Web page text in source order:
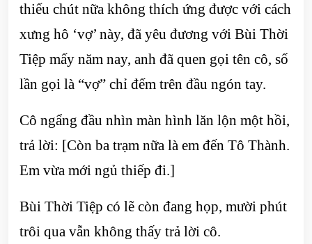
thiếu chút nữa không thích ứng được với cách
xưng hô ‘vợ’ này, đã yêu đương với Bùi Thời
Tiệp mấy năm nay, anh đã quen gọi tên cô, số
lần gọi là “vợ” chỉ đếm trên đầu ngón tay.
Cô ngẩng đầu nhìn màn hình lăn lộn một hồi,
trả lời: [Còn ba trạm nữa là em đến Tô Thành.
Em vừa mới ngủ thiếp đi.]
Bùi Thời Tiệp có lẽ còn đang họp, mười phút
trôi qua vẫn không thấy trả lời cô.